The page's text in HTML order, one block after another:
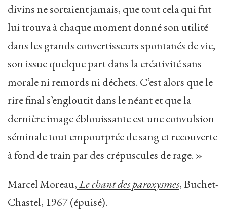
divins ne sortaient jamais, que tout cela qui fut
lui trouva à chaque moment donné son utilité
dans les grands convertisseurs spontanés de vie,
son issue quelque part dans la créativité sans
morale ni remords ni déchets. C’est alors que le
rire final s’engloutit dans le néant et que la
dernière image éblouissante est une convulsion
séminale tout empourprée de sang et recouverte
à fond de train par des crépuscules de rage. »
Marcel Moreau,Le chant des paroxysmes, Buchet-
Chastel, 1967 (épuisé).